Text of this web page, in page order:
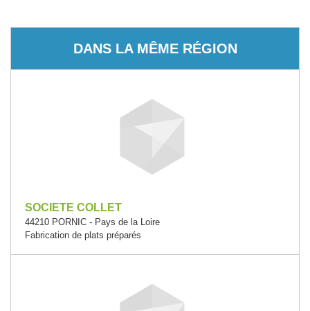
DANS LA MÊME RÉGION
SOCIETE COLLET
44210 PORNIC - Pays de la Loire
Fabrication de plats préparés